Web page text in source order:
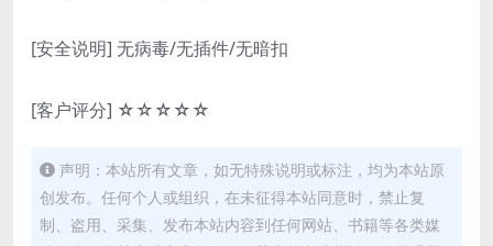
[安全说明] 无病毒/无插件/无暗扣
[客户评分] ☆☆☆☆☆
声明：本站所有文章，如无特殊说明或标注，均为本站原
创发布。任何个人或组织，在未征得本站同意时，禁止复
制、盗用、采集、发布本站内容到任何网站、书籍等各类媒